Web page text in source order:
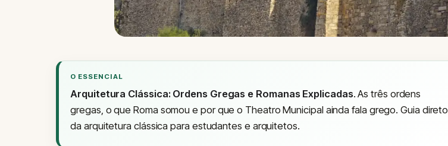
O ESSENCIAL
Arquitetura Clássica: Ordens Gregas e Romanas Explicadas. As três ordens
gregas, o que Roma somou e por que o Theatro Municipal ainda fala grego. Guia direto
da arquitetura clássica para estudantes e arquitetos.